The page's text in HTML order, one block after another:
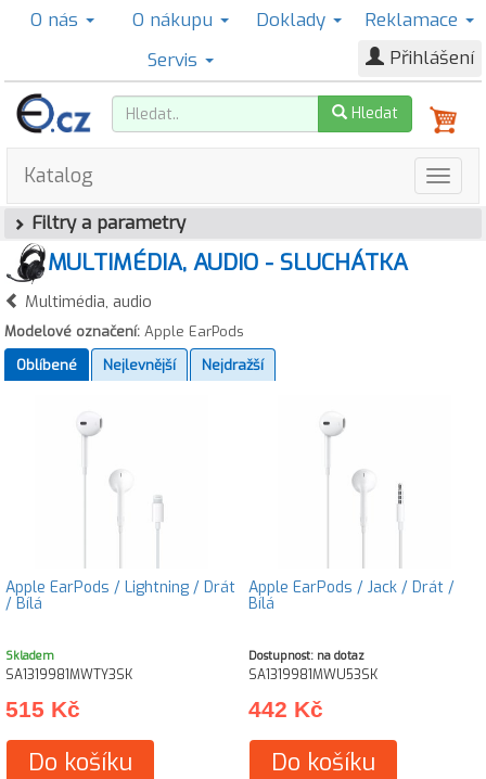
O nás O nákupu Doklady
Reklamace
Servis
Přihlášení
Hledat
Katalog
Filtry a parametry
MULTIMÉDIA, AUDIO - SLUCHÁTKA
Multimédia, audio
Modelové označení: Apple EarPods
Oblíbené
Nejlevnější Nejdražší
Apple EarPods / Lightning / Drát
/ Bílá
Skladem
SA1319981MWTY3SK
515 Kč
Do košíku
Apple EarPods / Jack / Drát /
Bílá
Dostupnost: na dotaz
SA1319981MWU53SK
442 Kč
Do košíku